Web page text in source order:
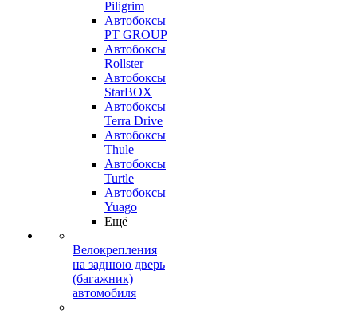
Piligrim
Автобоксы
PT GROUP
Автобоксы
Rollster
Автобоксы
StarBOX
Автобоксы
Terra Drive
Автобоксы
Thule
Автобоксы
Turtle
Автобоксы
Yuago
Ещё
Велокрепления
на заднюю дверь
(багажник)
автомобиля